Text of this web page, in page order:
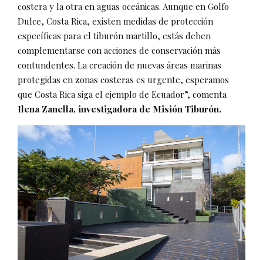
costera y la otra en aguas oceánicas. Aunque en Golfo
Dulce, Costa Rica, existen medidas de protección
específicas para el tiburón martillo, estás deben
complementarse con acciones de conservación más
contundentes. La creación de nuevas áreas marinas
protegidas en zonas costeras es urgente, esperamos
que Costa Rica siga el ejemplo de Ecuador”, comenta
Ilena Zanella, investigadora de Misión Tiburón.